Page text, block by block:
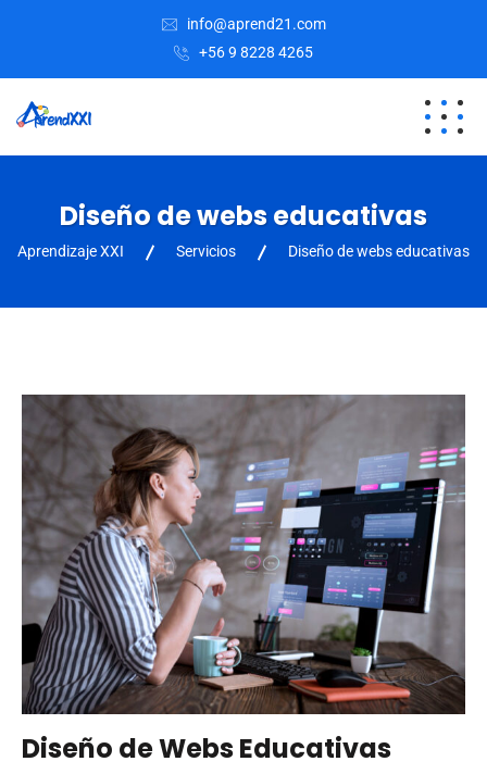
info@aprend21.com
+56 9 8228 4265
Diseño de webs educativas
Aprendizaje XXI Servicios Diseño de webs educativas
Diseño de Webs Educativas